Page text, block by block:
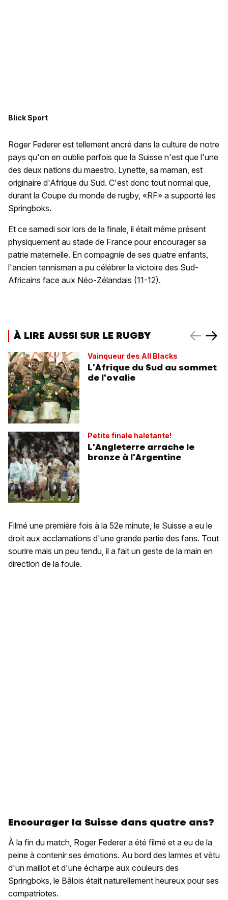
Blick Sport
Roger Federer est tellement ancré dans la culture de notre
pays qu'on en oublie parfois que la Suisse n'est que l'une
des deux nations du maestro. Lynette, sa maman, est
originaire d'Afrique du Sud. C'est donc tout normal que,
durant la Coupe du monde de rugby, «RF» a supporté les
Springboks.
Et ce samedi soir lors de la finale, il était même présent
physiquement au stade de France pour encourager sa
patrie maternelle. En compagnie de ses quatre enfants,
l'ancien tennisman a pu célébrer la victoire des Sud-
Africains face aux Néo-Zélandais (11-12).
À LIRE AUSSI SUR LE RUGBY
Vainqueur des All Blacks
L'Afrique du Sud au sommet
de l'ovalie
Petite finale haletante!
L'Angleterre arrache le
bronze à l'Argentine
Filmé une première fois à la 52e minute, le Suisse a eu le
droit aux acclamations d'une grande partie des fans. Tout
sourire mais un peu tendu, il a fait un geste de la main en
direction de la foule.
Encourager la Suisse dans quatre ans?
À la fin du match, Roger Federer a été filmé et a eu de la
peine à contenir ses émotions. Au bord des larmes et vêtu
d'un maillot et d'une écharpe aux couleurs des
Springboks, le Bâlois était naturellement heureux pour ses
compatriotes.